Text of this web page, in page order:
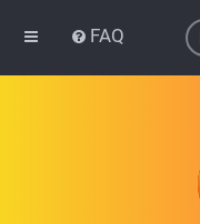
FAQ